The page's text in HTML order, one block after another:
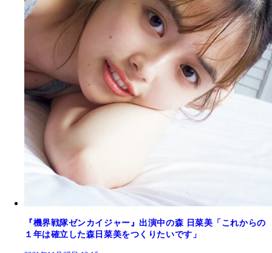
『機界戦隊ゼンカイジャー』出演中の森 日菜美「これからの
１年は確立した森日菜美をつくりたいです」